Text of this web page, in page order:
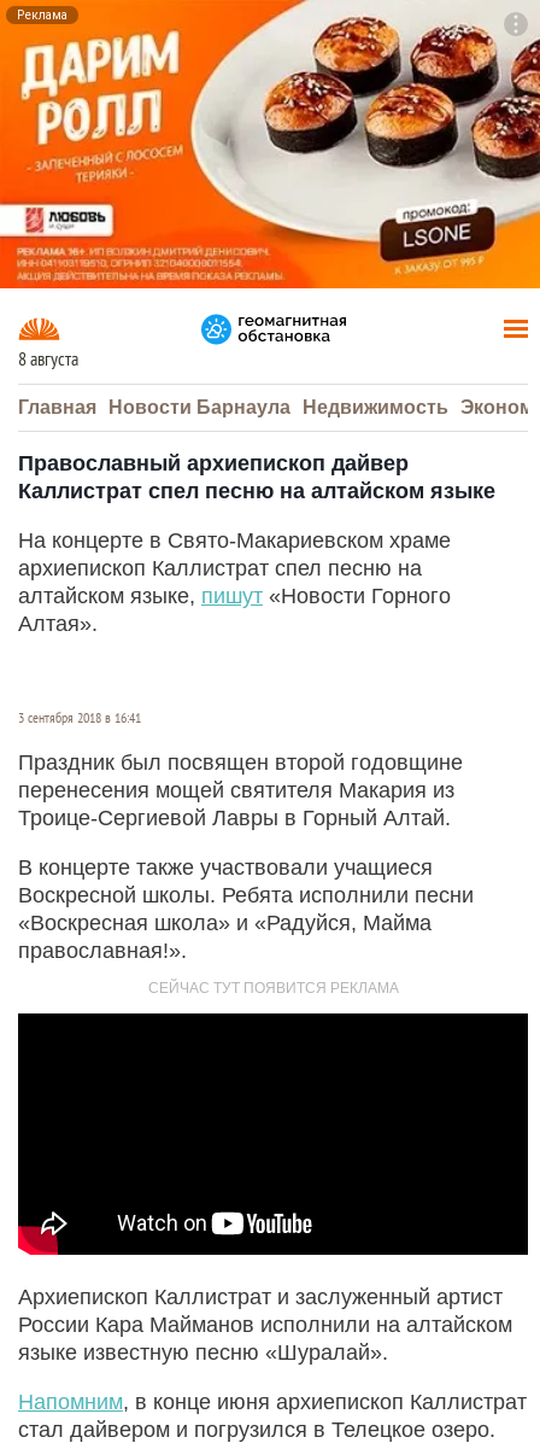
Реклама
8 августа
Главная Новости Барнаула Недвижимость
Православный архиепископ дайвер
Каллистрат спел песню на алтайском языке
На концерте в Свято-Макариевском храме
архиепископ Каллистрат спел песню на
алтайском языке, пишут «Новости Горного
Алтая».
3 сентября 2018 в 16:41
Праздник был посвящен второй годовщине
перенесения мощей святителя Макария из
Троице-Сергиевой Лавры в Горный Алтай.
В концерте также участвовали учащиеся
Воскресной школы. Ребята исполнили песни
«Воскресная школа» и «Радуйся, Майма
православная!».
Архиепископ Каллистрат и заслуженный артист
России Кара Майманов исполнили на алтайском
языке известную песню «Шуралай».
Напомним, в конце июня архиепископ Каллистрат
стал дайвером и погрузился в Телецкое озеро.